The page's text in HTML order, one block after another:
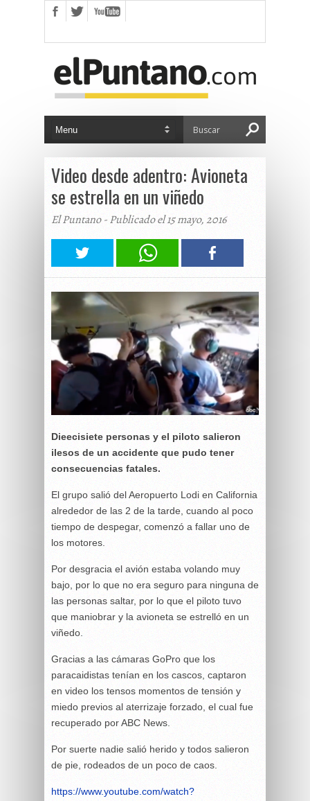
Video desde adentro: Avioneta
se estrella en un viñedo
El Puntano - Publicado el 15 mayo, 2016
Dieecisiete personas y el piloto salieron
ilesos de un accidente que pudo tener
consecuencias fatales.
El grupo salió del Aeropuerto Lodi en California
alrededor de las 2 de la tarde, cuando al poco
tiempo de despegar, comenzó a fallar uno de
los motores.
Por desgracia el avión estaba volando muy
bajo, por lo que no era seguro para ninguna de
las personas saltar, por lo que el piloto tuvo
que maniobrar y la avioneta se estrelló en un
viñedo.
Gracias a las cámaras GoPro que los
paracaidistas tenían en los cascos, captaron
en video los tensos momentos de tensión y
miedo previos al aterrizaje forzado, el cual fue
recuperado por ABC News.
Por suerte nadie salió herido y todos salieron
de pie, rodeados de un poco de caos.
https://www.youtube.com/watch?